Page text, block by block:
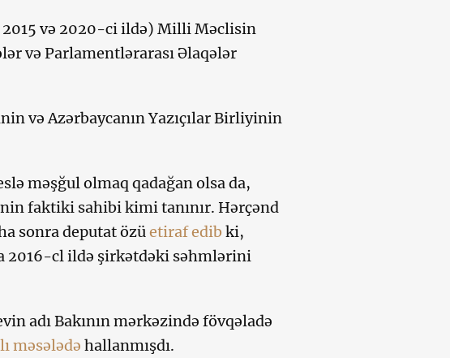
2015 və 2020-ci ildə) Milli Məclisin
və Parlamentlərarası Əlaqələr
və Azərbaycanın Yazıçılar Birliyinin
məşğul olmaq qadağan olsa da,
faktiki sahibi kimi tanınır. Hərçənd
sonra deputat özüetiraf edib ki,
2016-cl ildə şirkətdəki səhmlərini
adı Bakının mərkəzində fövqəladə
məsələdə hallanmışdı.